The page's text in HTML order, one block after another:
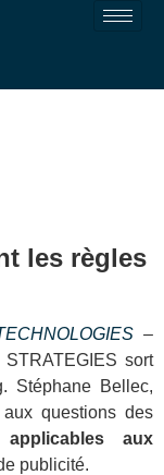
les règles
–
STRATEGIES sort
Stéphane Bellec,
questions des
applicables aux
publicité.